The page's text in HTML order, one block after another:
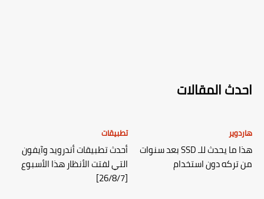
احدث المقالات
هاردوير
هذا ما يحدث للـ SSD بعد سنوات
من تركه دون استخدام
تطبيقات
أحدث تطبيقات أندرويد وآيفون
التي لفتت الأنظار هذا الأسبوع
[26/8/7]